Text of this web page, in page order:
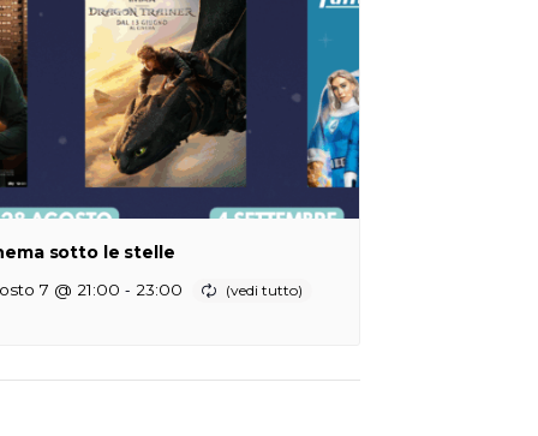
sotto le stelle
7 @ 21:00 - 23:00